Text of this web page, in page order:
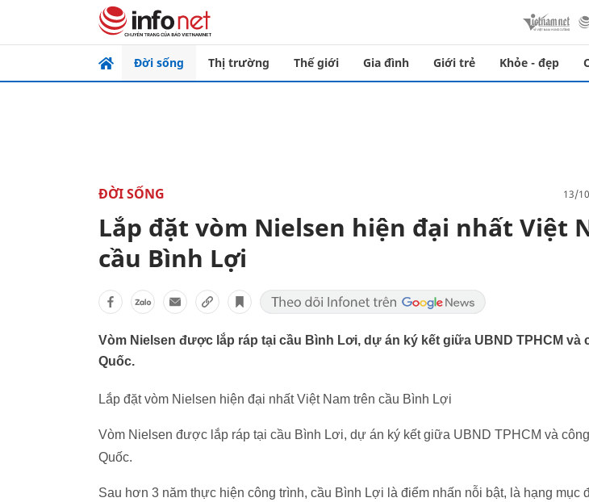
Đời sống Thị trường Thế giới Gia đình Giới trẻ Khỏe - đẹp
ĐỜI SỐNG 13/
Lắp đặt vòm Nielsen hiện đại nhất Việt
cầu Bình Lợi
Vòm Nielsen được lắp ráp tại cầu Bình Lơi, dự án ký kết giữa UBND TPHCM và
Quốc.
Lắp đặt vòm Nielsen hiện đại nhất Việt Nam trên cầu Bình Lợi
Vòm Nielsen được lắp ráp tại cầu Bình Lơi, dự án ký kết giữa UBND TPHCM và
Quốc.
Sau hơn 3 năm thực hiện công trình, cầu Bình Lợi là điểm nhấn nỗi bật, là hạng mục